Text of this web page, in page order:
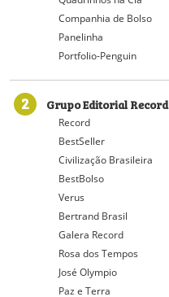
Companhia de Bolso
Panelinha
Portfolio-Penguin
2 Grupo Editorial Record
Record
BestSeller
Civilização Brasileira
BestBolso
Verus
Bertrand Brasil
Galera Record
Rosa dos Tempos
José Olympio
Paz e Terra